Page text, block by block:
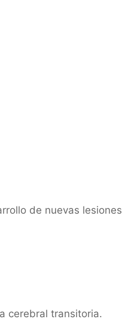
de nuevas lesiones
cerebral transitoria.